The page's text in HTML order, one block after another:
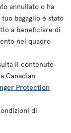
annullato o ha
bagaglio è stato
a beneficiare di
nel quadro
il contenute
Canadian
Protection
di